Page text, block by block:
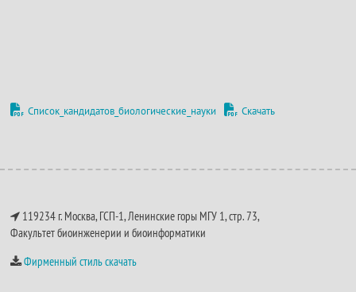
Список_кандидатов_биологические_науки Скачать
119234 г. Москва, ГСП-1, Ленинские горы МГУ 1, стр. 73,
Факультет биоинженерии и биоинформатики
Фирменный стиль скачать